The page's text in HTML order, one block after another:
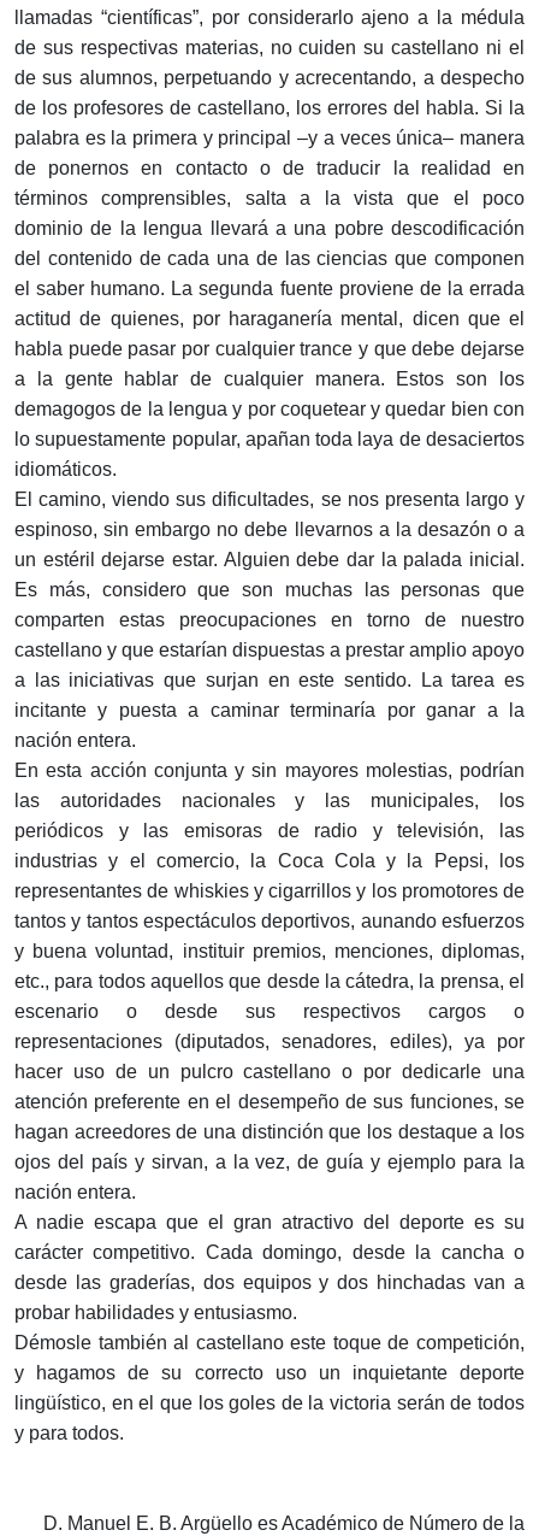
llamadas “científicas”, por considerarlo ajeno a la médula
de sus respectivas materias, no cuiden su castellano ni el
de sus alumnos, perpetuando y acrecentando, a despecho
de los profesores de castellano, los errores del habla. Si la
palabra es la primera y principal –y a veces única– manera
de ponernos en contacto o de traducir la realidad en
términos comprensibles, salta a la vista que el poco
dominio de la lengua llevará a una pobre descodificación
del contenido de cada una de las ciencias que componen
el saber humano. La segunda fuente proviene de la errada
actitud de quienes, por haraganería mental, dicen que el
habla puede pasar por cualquier trance y que debe dejarse
a la gente hablar de cualquier manera. Estos son los
demagogos de la lengua y por coquetear y quedar bien con
lo supuestamente popular, apañan toda laya de desaciertos
idiomáticos.
El camino, viendo sus dificultades, se nos presenta largo y
espinoso, sin embargo no debe llevarnos a la desazón o a
un estéril dejarse estar. Alguien debe dar la palada inicial.
Es más, considero que son muchas las personas que
comparten estas preocupaciones en torno de nuestro
castellano y que estarían dispuestas a prestar amplio apoyo
a las iniciativas que surjan en este sentido. La tarea es
incitante y puesta a caminar terminaría por ganar a la
nación entera.
En esta acción conjunta y sin mayores molestias, podrían
las autoridades nacionales y las municipales, los
periódicos y las emisoras de radio y televisión, las
industrias y el comercio, la Coca Cola y la Pepsi, los
representantes de whiskies y cigarrillos y los promotores de
tantos y tantos espectáculos deportivos, aunando esfuerzos
y buena voluntad, instituir premios, menciones, diplomas,
etc., para todos aquellos que desde la cátedra, la prensa, el
escenario o desde sus respectivos cargos o
representaciones (diputados, senadores, ediles), ya por
hacer uso de un pulcro castellano o por dedicarle una
atención preferente en el desempeño de sus funciones, se
hagan acreedores de una distinción que los destaque a los
ojos del país y sirvan, a la vez, de guía y ejemplo para la
nación entera.
A nadie escapa que el gran atractivo del deporte es su
carácter competitivo. Cada domingo, desde la cancha o
desde las graderías, dos equipos y dos hinchadas van a
probar habilidades y entusiasmo.
Démosle también al castellano este toque de competición,
y hagamos de su correcto uso un inquietante deporte
lingüístico, en el que los goles de la victoria serán de todos
y para todos.
D. Manuel E. B. Argüello es Académico de Número de la